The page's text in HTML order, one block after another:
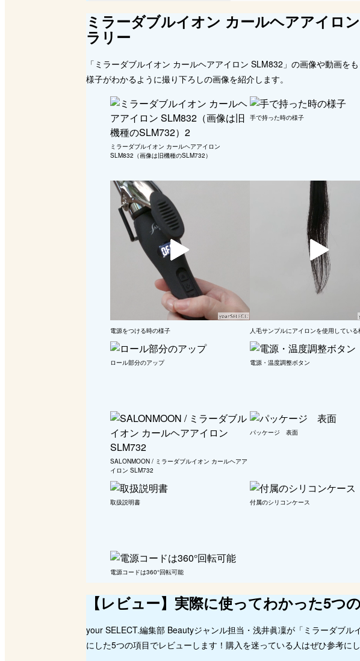
ミラーダブルイオン カールヘアアイロ
ラリー
「ミラーダブルイオン カールヘアアイロン SLM832」の画像や動画を
様子がわかるように撮り下ろしの画像を紹介します。
ミラーダブルイオン カールヘアアイロン
SLM832（画像は旧機種のSLM732）
手で持った時の様子
電源をつける時の様子 人毛サンプルにアイロンを使用している
ロール部分のアップ 電源・温度調整ボタン
SALONMOON / ミラーダブルイオン カールヘアア
イロン SLM732
パッケージ 表面
取扱説明書 付属のシリコンケース
電源コードは360°回転可能
【レビュー】実際に使ってわかった5つ
your SELECT.編集部 Beautyジャンル担当・浅井眞凜が「ミラーダブ
にした5つの項目でレビューします！購入を迷っている人はぜひ参考にし